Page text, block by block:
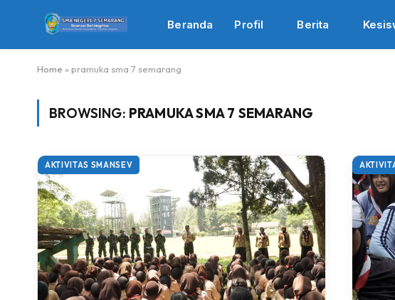
Beranda Profil Berita
Home » pramuka sma 7 semarang
BROWSING: PRAMUKA SMA 7 SEMARANG
AKTIVITAS SMANSEV